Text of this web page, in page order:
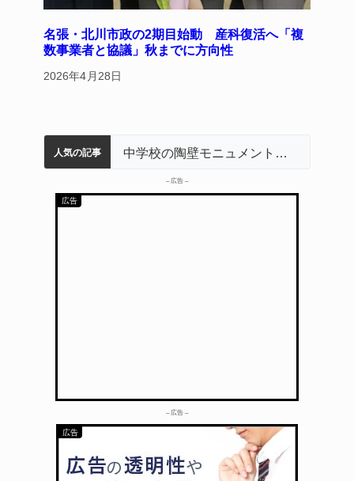
名張・北川市政の2期目始動 産科復活へ「複
数事業者と協議」秋までに方向性
2026年4月28日
人気の記事 中学校の陶壁モニュメント 地元建設会社がボランティアで清掃 伊賀
名張市立病院のDMAT、熊本地震の被災地へ 能登以来3回目の派遣
【インターハイ⑨】ソフトテニス ミス減らし上位狙う 近大高専
リレーで東海中学総体へ 伊賀・名張
【インターハイ⑪】女子ホッケー 悲願の初出場、個性生かす 名張青峰
– 広告 –
– 広告 –